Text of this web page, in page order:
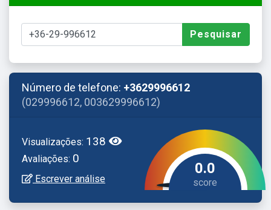
Pesquisar
Número de telefone: +3629996612
(029996612, 003629996612)
Visualizações: 138
Avaliações: 0
Escrever análise
0.0